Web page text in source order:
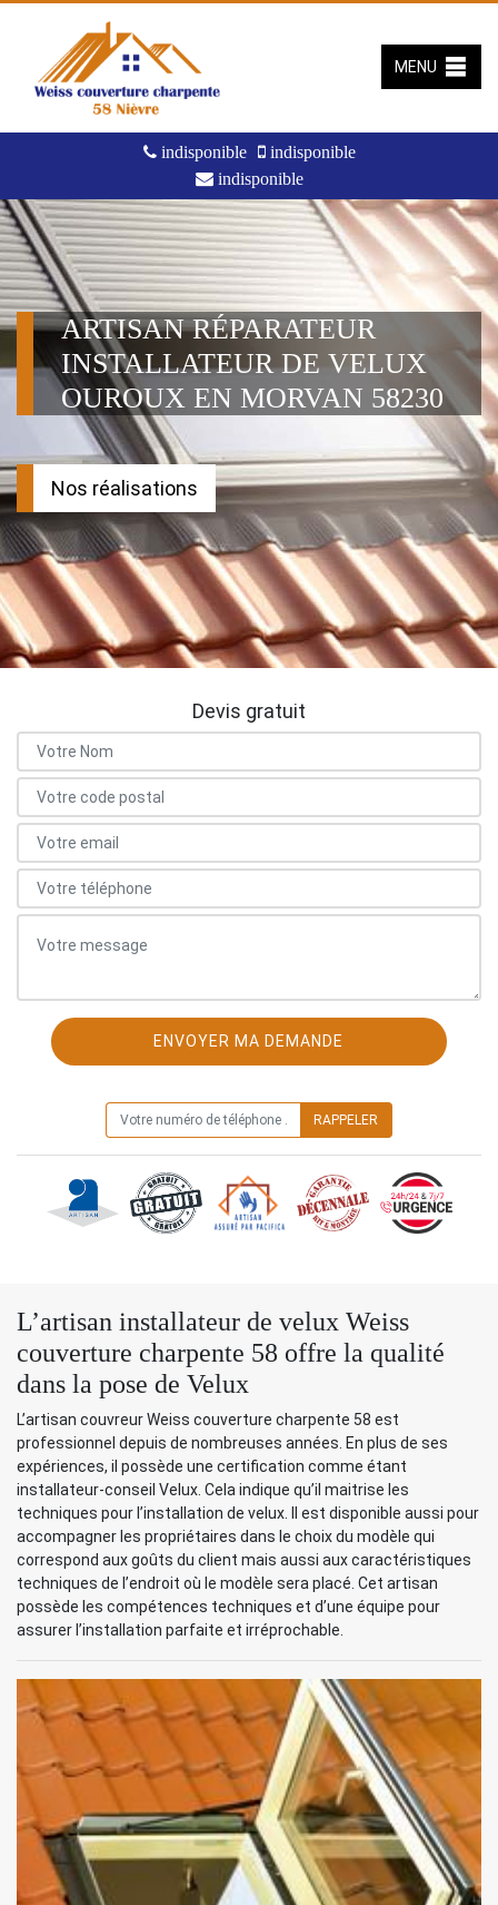
indisponible
indisponible
indisponible
MENU
ARTISAN RÉPARATEUR
INSTALLATEUR DE VELUX
OUROUX EN MORVAN 58230
Nos réalisations
Devis gratuit
L’artisan installateur de velux Weiss
couverture charpente 58 offre la qualité
dans la pose de Velux
L’artisan couvreur Weiss couverture charpente 58 est
professionnel depuis de nombreuses années. En plus de ses
expériences, il possède une certification comme étant
installateur-conseil Velux. Cela indique qu’il maitrise les
techniques pour l’installation de velux. Il est disponible aussi pour
accompagner les propriétaires dans le choix du modèle qui
correspond aux goûts du client mais aussi aux caractéristiques
techniques de l’endroit où le modèle sera placé. Cet artisan
possède les compétences techniques et d’une équipe pour
assurer l’installation parfaite et irréprochable.